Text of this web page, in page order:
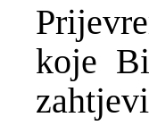
koje